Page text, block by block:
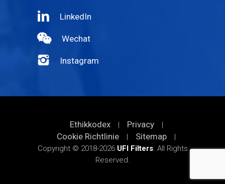
LinkedIn
Wechat
Instagram
Ethikkodex | Privacy |
Cookie Richtlinie | Sitemap
|
Copyright © 2018-2026 UFI Filters. All Rights
Reserved.